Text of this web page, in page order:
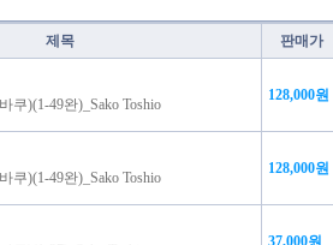
제목 판매가
쿠)(1-49완)_Sako Toshio
128,000원
쿠)(1-49완)_Sako Toshio
128,000원
37,000원